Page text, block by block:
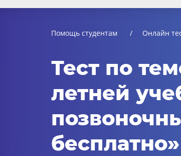
Помощь студентам Онлайн
Тест по
летней
бесплатно»